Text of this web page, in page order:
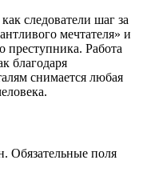
следователи шаг за
мечтателя» и
преступника. Работа
благодаря
снимается любая
Обязательные поля